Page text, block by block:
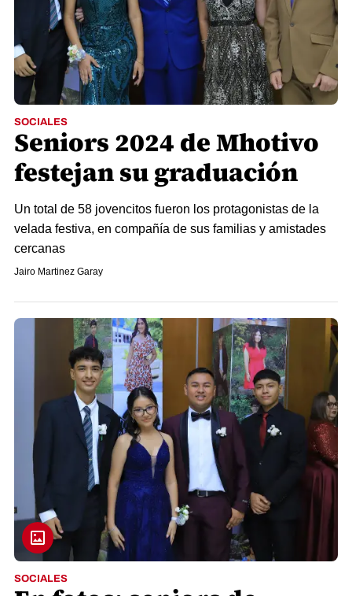
SOCIALES
Seniors 2024 de Mhotivo
festejan su graduación
Un total de 58 jovencitos fueron los protagonistas de la
velada festiva, en compañía de sus familias y amistades
cercanas
Jairo Martinez Garay
SOCIALES